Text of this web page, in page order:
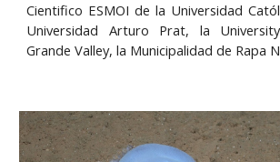
Cientifico ESMOI de la Universidad
Universidad Arturo Prat, la
Grande Valley, la Municipalidad de Rapa